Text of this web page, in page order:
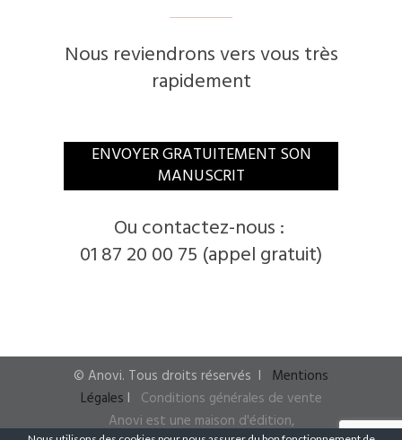
Nous reviendrons vers vous très
rapidement
​ENVOYER GRATUITEMENT SON
MANUSCRIT
​Ou contactez-nous :
01 87 20 00 75 (appel gratuit)
© ​Anovi. ​Tous droits réservés I ​ Mentions
Légales I Conditions générales de vente
Anovi est une maison d'édition,